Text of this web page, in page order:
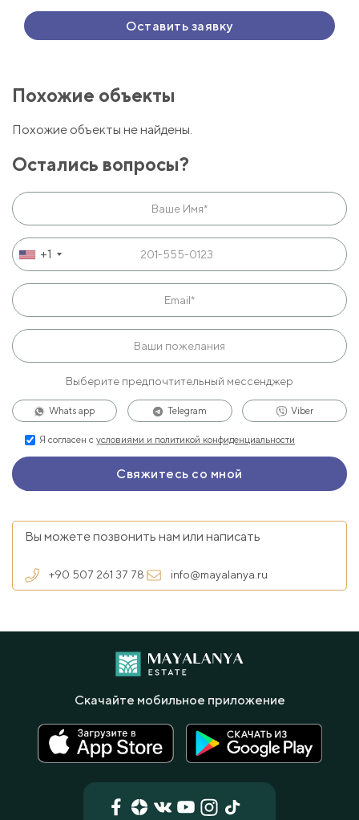
Оставить заявку
Похожие объекты
Похожие объекты не найдены.
Остались вопросы?
+1
Выберите предпочтительный мессенджер
Whats app Telegram Viber
Я согласен с условиями и политикой конфиденциальности
Вы можете позвонить нам или написать
+90 507 261 37 78 info@mayalanya.ru
Скачайте мобильное приложение